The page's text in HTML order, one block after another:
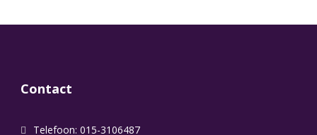
Contact
Telefoon: 015-3106487